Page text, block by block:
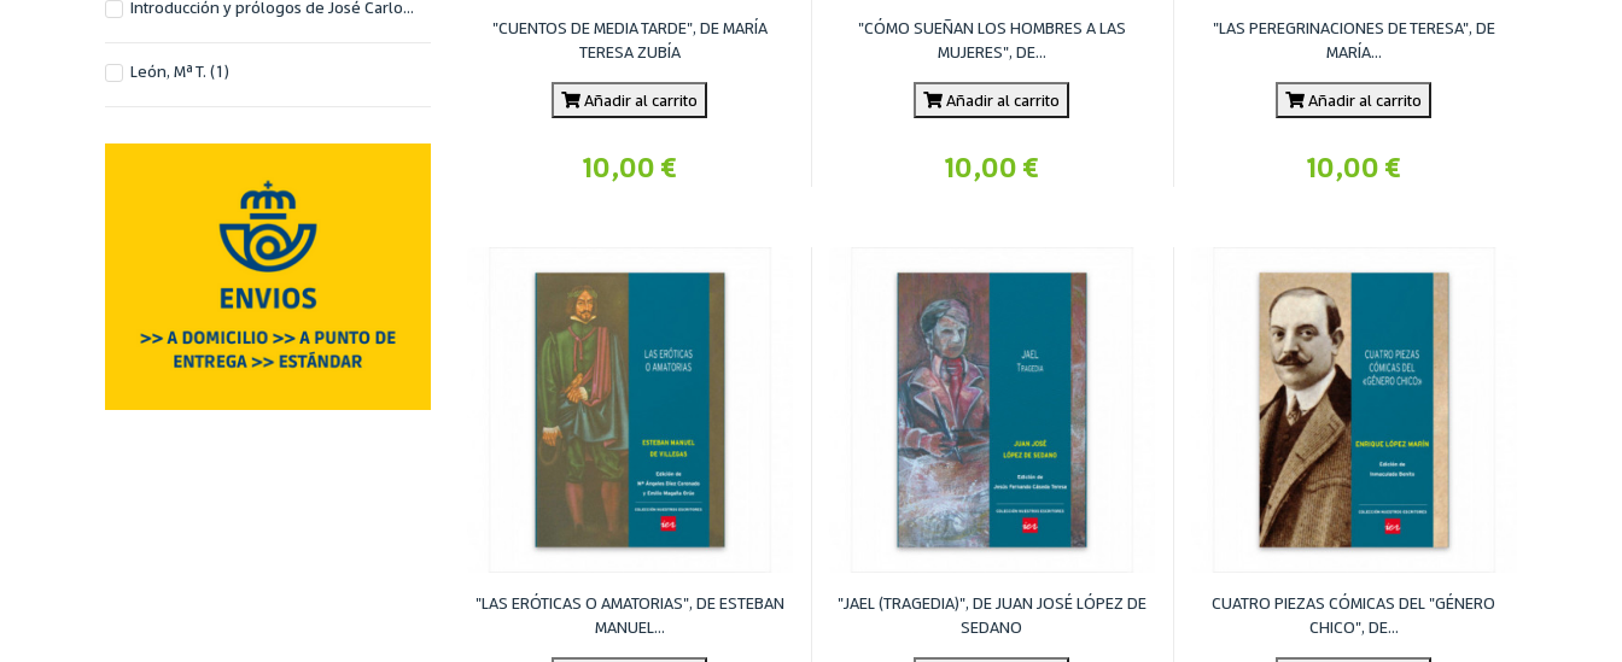
Introducción y prólogos de José Carlos Canalda y Carlos Quintana
León, Mª T. (1)
"CUENTOS DE MEDIA TARDE", DE MARÍA
TERESA ZUBÍA
Añadir al carrito
10,00 €
"CÓMO SUEÑAN LOS HOMBRES A LAS
MUJERES", DE...
Añadir al carrito
10,00 €
"LAS PEREGRINACIONES DE TERESA", DE
MARÍA...
Añadir al carrito
10,00 €
"LAS ERÓTICAS O AMATORIAS", DE ESTEBAN
MANUEL...
"JAEL (TRAGEDIA)", DE JUAN JOSÉ LÓPEZ DE
SEDANO
CUATRO PIEZAS CÓMICAS DEL "GÉNERO
CHICO", DE...